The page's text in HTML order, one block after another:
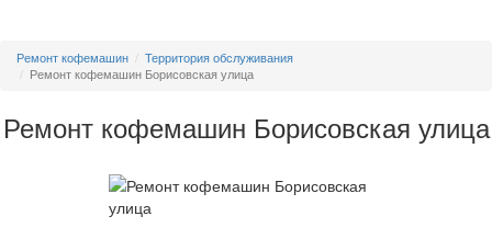
Ремонт кофемашин
Территория обслуживания
Ремонт кофемашин Борисовская улица
Ремонт кофемашин Борисовская улица